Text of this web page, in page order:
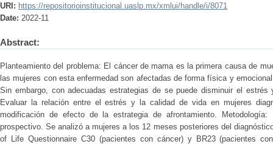
URI: https://repositorioinstitucional.uaslp.mx/xmlui/handle/i/8071
Date: 2022-11
Abstract:
Planteamiento del problema: El cáncer de mama es la primera causa de
las mujeres con esta enfermedad son afectadas de forma física y
Sin embargo, con adecuadas estrategias de se puede disminuir el
Evaluar la relación entre el estrés y la calidad de vida en mujeres
modificación de efecto de la estrategia de afrontamiento. Metodología:
prospectivo. Se analizó a mujeres a los 12 meses posteriores del
of Life Questionnaire C30 (pacientes con cáncer) y BR23 (pacientes